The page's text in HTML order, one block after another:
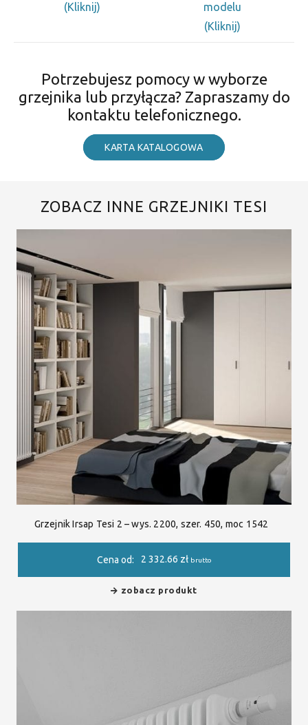
(Kliknij)
modelu
(Kliknij)
Potrzebujesz pomocy w wyborze
grzejnika lub przyłącza? Zapraszamy do
kontaktu telefonicznego.
KARTA KATALOGOWA
ZOBACZ INNE GRZEJNIKI TESI
Grzejnik Irsap Tesi 2 – wys. 2200, szer. 450, moc 1542
Cena od: 2 332.66 zł brutto
zobacz produkt